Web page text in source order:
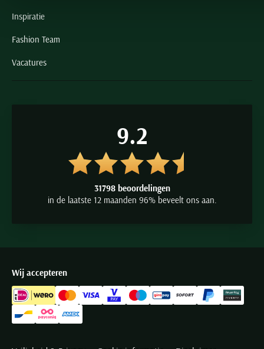
Inspiratie
Fashion Team
Vacatures
9.2
31798 beoordelingen
in de laatste 12 maanden 96% beveelt ons aan.
Wij accepteren